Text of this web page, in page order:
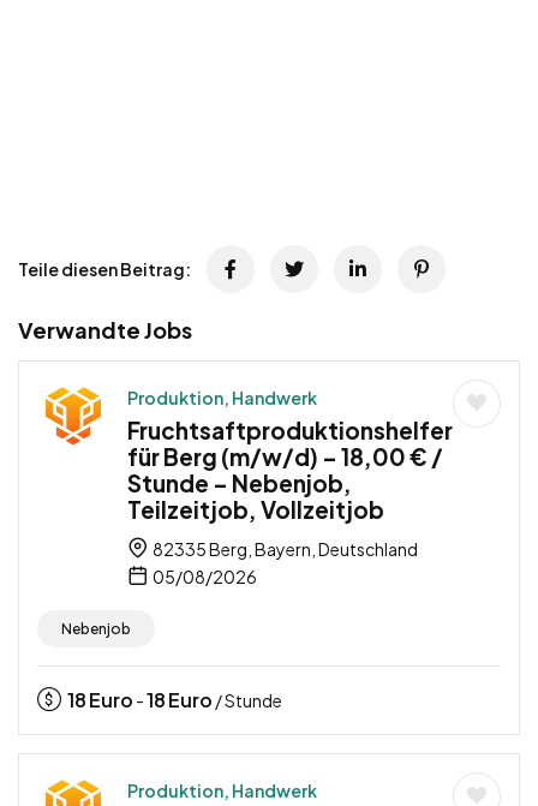
Teile diesen Beitrag:
Verwandte Jobs
Produktion, Handwerk
Fruchtsaftproduktionshelfer
für Berg (m/w/d) – 18,00 € /
Stunde – Nebenjob,
Teilzeitjob, Vollzeitjob
82335 Berg, Bayern, Deutschland
05/08/2026
Nebenjob
18Euro -18Euro / Stunde
Produktion, Handwerk